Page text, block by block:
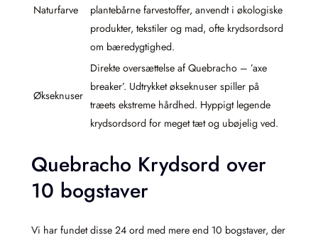
Naturfarve
plantebårne farvestoffer, anvendt i økologiske
produkter, tekstiler og mad, ofte krydsordsord
om bæredygtighed.
Økseknuser
Direkte oversættelse af Quebracho – ’axe
breaker’. Udtrykket økseknuser spiller på
træets ekstreme hårdhed. Hyppigt legende
krydsordsord for meget tæt og ubøjelig ved.
Quebracho Krydsord over
10 bogstaver
Vi har fundet disse 24 ord med mere end 10 bogstaver, der